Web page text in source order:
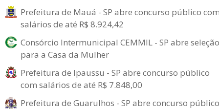
Prefeitura de Mauá - SP abre concurso público
salários de até R$ 8.924,42
Consórcio Intermunicipal CEMMIL - SP abre seleção
para a Casa da Mulher
Prefeitura de Ipaussu - SP abre concurso público
com salários de até R$ 7.848,00
Prefeitura de Guarulhos - SP abre concurso público